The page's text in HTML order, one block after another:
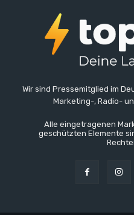
Wir sind Pressemitglied im
Marketing-, Radio-
Alle eingetragenen
geschützten Elemente